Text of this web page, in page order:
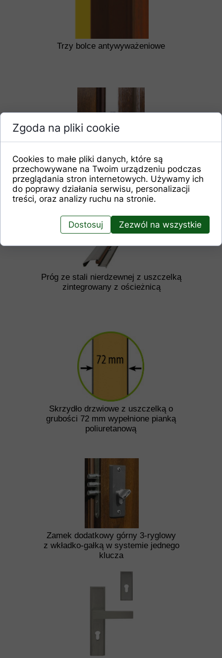
Zamek dodatkowy górny 3-ryglowy
z wkładko-gałką w systemie jednego
klucza
Skrzydło drzwiowe z uszczelką o
grubości 72 mm wypełnione pianką
poliuretanową
Próg ze stali nierdzewnej z uszczelką
zintegrowany z ościeżnicą
Trzy zawiasy regulowane
Trzy bolce antywyważeniowe
Zgoda na pliki cookie
Cookies to małe pliki danych, które są
przechowywane na Twoim urządzeniu podczas
przeglądania stron internetowych. Używamy ich
do poprawy działania serwisu, personalizacji
treści, oraz analizy ruchu na stronie.
Dostosuj Zezwól na wszystkie